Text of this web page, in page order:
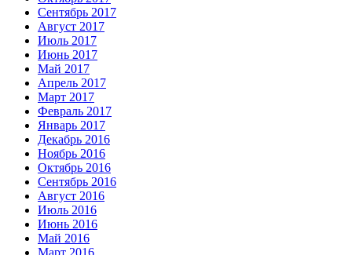
Сентябрь 2017
Август 2017
Июль 2017
Июнь 2017
Май 2017
Апрель 2017
Март 2017
Февраль 2017
Январь 2017
Декабрь 2016
Ноябрь 2016
Октябрь 2016
Сентябрь 2016
Август 2016
Июль 2016
Июнь 2016
Май 2016